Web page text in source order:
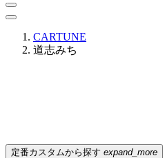
CARTUNE
道志みち
定番カスタムから探す expand_more